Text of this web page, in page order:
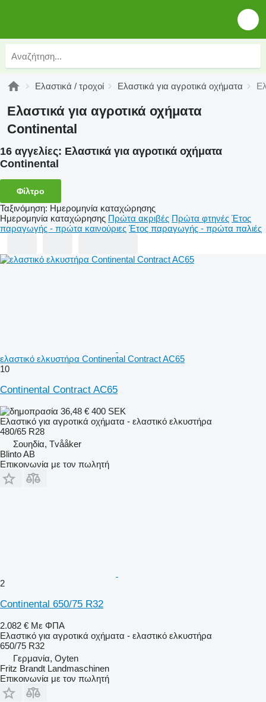
Ελαστικά / τροχοί Ελαστικά για αγροτικά οχήματα
Ελαστικά για αγροτικά οχήματα
Continental
16 αγγελίες: Ελαστικά για αγροτικά οχήματα
Continental
Φίλτρο
Ταξινόμηση: Ημερομηνία καταχώρησης
Ημερομηνία καταχώρησης Πρώτα ακριβές Πρώτα φτηνές Έτος
παραγωγής - πρώτα καινούριες Έτος παραγωγής - πρώτα παλιές
ελαστικό ελκυστήρα Continental Contract AC65
10
Continental Contract AC65
36,48 € 400 SEK
Ελαστικό για αγροτικά οχήματα - ελαστικό ελκυστήρα
480/65 R28
Σουηδία, Tvååker
Blinto AB
Επικοινωνία με τον πωλητή
2
Continental 650/75 R32
2.082 € Με ΦΠΑ
Ελαστικό για αγροτικά οχήματα - ελαστικό ελκυστήρα
650/75 R32
Γερμανία, Oyten
Fritz Brandt Landmaschinen
Επικοινωνία με τον πωλητή